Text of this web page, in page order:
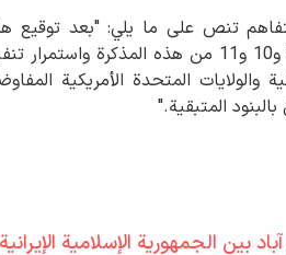
من مذكرة التفاهم تنص على ما يلي: "بعد
بالشروع في تنفيذ البنود 1 و4 و5 و10 و11 من هذه
والولايات المتحدة الأمريكية
المتبقية."
بين الجمهورية الإسلامية